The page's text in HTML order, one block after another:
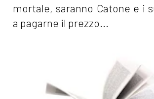
mortale, saranno Catone e i
a pagarne il prezzo...